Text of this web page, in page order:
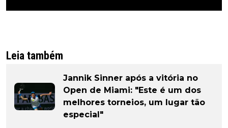
Leia também
Jannik Sinner após a vitória no
Open de Miami: "Este é um dos
melhores torneios, um lugar tão
especial"